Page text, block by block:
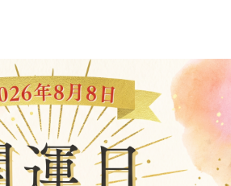
、我慢しすぎは少なめです。ただ、
ぎず、素直に伝えてみるのがコツで
が優しくて、まわりを思いやれる証
、自分の本音も大切にしてあげまし
心配はないか
いるのか
ことは、あなたの「我慢しすぎ・自
。
本音や感情」を暗示しています。ダ
で、あなたがなぜ言いたいことを飲み
の理由と、我慢の深さがわかります。